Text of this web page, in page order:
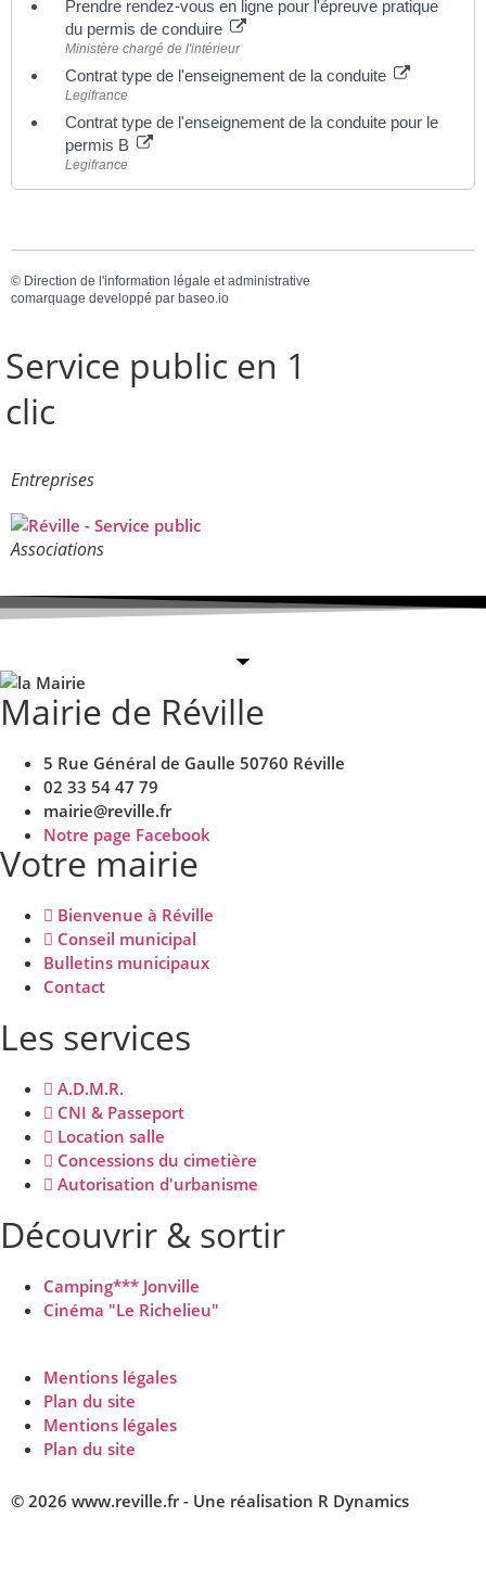
Prendre rendez-vous en ligne pour l'épreuve pratique
du permis de conduire
Ministère chargé de l'intérieur
Contrat type de l'enseignement de la conduite
Legifrance
Contrat type de l'enseignement de la conduite pour le
permis B
Legifrance
© Direction de l'information légale et administrative
comarquage developpé par baseo.io
Service public en 1
clic
Entreprises
Associations
Mairie de Réville
5 Rue Général de Gaulle 50760 Réville
02 33 54 47 79
mairie@reville.fr
Notre page Facebook
Votre mairie
Bienvenue à Réville
Conseil municipal
Bulletins municipaux
Contact
Les services
A.D.M.R.
CNI & Passeport
Location salle
Concessions du cimetière
Autorisation d'urbanisme
Découvrir & sortir
Camping*** Jonville
Cinéma "Le Richelieu"
Mentions légales
Plan du site
Mentions légales
Plan du site
© 2026 www.reville.fr - Une réalisation R Dynamics